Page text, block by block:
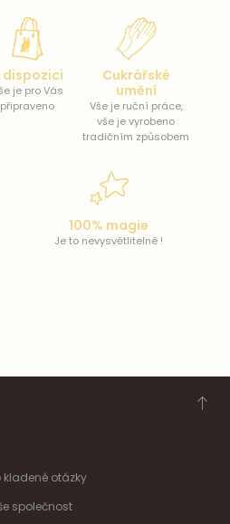
dispozici
je pro Vás
připraveno
Cukrářské
umění
Vše je ruční práce,
vše je vyrobeno
tradičním způsobem
100% magie
Je to nevysvětlitelné !
kladené otázky
společnost